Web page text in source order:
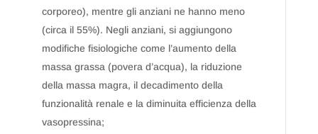
corporeo), mentre gli anziani ne hanno meno
(circa il 55%). Negli anziani, si aggiungono
modifiche fisiologiche come l’aumento della
massa grassa (povera d’acqua), la riduzione
della massa magra, il decadimento della
funzionalità renale e la diminuita efficienza della
vasopressina;